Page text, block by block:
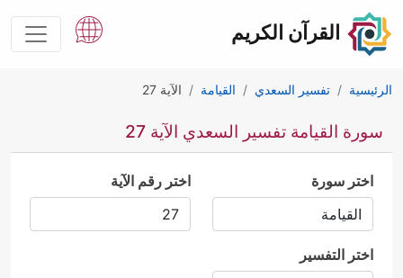
القرآن الكريم
الرئيسية تفسير السعدي القيامة الآية 27
سورة القيامة تفسير السعدي الآية 27
اختر سورة اختر رقم الآية
اختر التفسير